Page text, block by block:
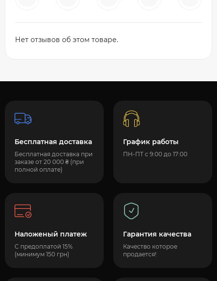
Нет отзывов об этом товаре.
Бесплатная доставка
Бесплатная доставка при
заказе от 20 000 ₴ (при
полной оплате)
График работы
ПН-ПТ с 9:00 до 17:00
Наложеный платеж
С предоплатой 15%
(минимум 150 грн)
Гарантия качества
Качество которое
продается!